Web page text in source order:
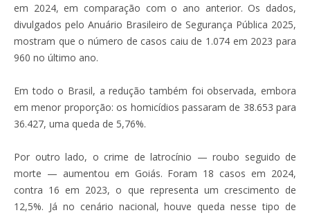
em 2024, em comparação com o ano anterior. Os dados,
divulgados pelo Anuário Brasileiro de Segurança Pública 2025,
mostram que o número de casos caiu de 1.074 em 2023 para
960 no último ano.
Em todo o Brasil, a redução também foi observada, embora
em menor proporção: os homicídios passaram de 38.653 para
36.427, uma queda de 5,76%.
Por outro lado, o crime de latrocínio — roubo seguido de
morte — aumentou em Goiás. Foram 18 casos em 2024,
contra 16 em 2023, o que representa um crescimento de
12,5%. Já no cenário nacional, houve queda nesse tipo de